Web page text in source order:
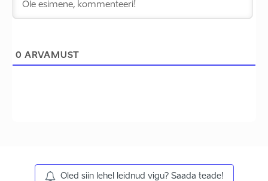
0 ARVAMUST
Oled siin lehel leidnud vigu? Saada teade!